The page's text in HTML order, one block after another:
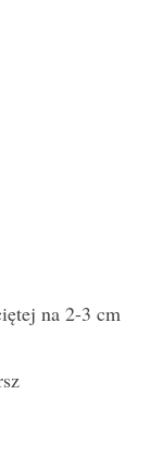
na 2-3 cm